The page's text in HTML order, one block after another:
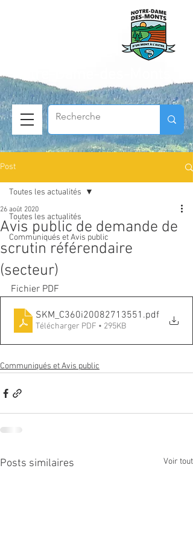
Notre-Dame-des-Monts
Post
Toutes les actualités
Communiqués et Avis public
Toutes les actualités
Avis public de demande de
scrutin référendaire
(secteur)
26 août 2020
Fichier PDF
SKM_C360i20082713551 .pdf
Télécharger PDF • 295KB
Communiqués et Avis public
Posts similaires Voir tout